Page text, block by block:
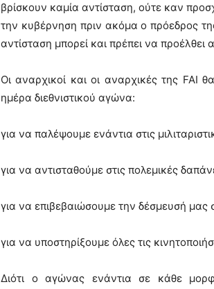
βρίσκουν καμία αντίσταση, ούτε καν
την κυβέρνηση πριν ακόμα ο πρόεδρος
αντίσταση μπορεί και πρέπει να προέλθει
Οι αναρχικοί και οι αναρχικές της FAI
ημέρα διεθνιστικού αγώνα:
για να παλέψουμε ενάντια στις
για να αντισταθούμε στις πολεμικές
για να επιβεβαιώσουμε την δέσμευσή
για να υποστηρίξουμε όλες τις
Διότι ο αγώνας ενάντια σε κάθε